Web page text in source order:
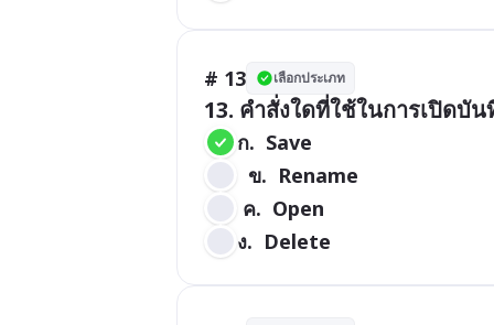
# 13 เลือกประเภท
13. คำสั่งใดที่ใช้ในการเปิดบั
ก.  Save
  ข.  Rename
ค.  Open
ง.  Delete